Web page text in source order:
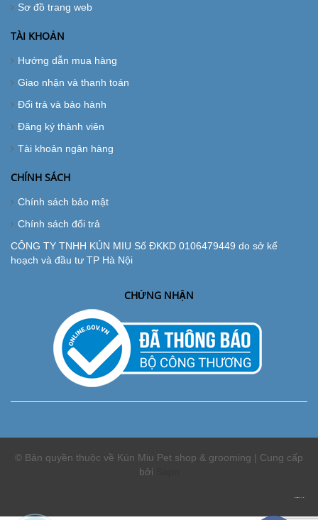
Sơ đồ trang web
TÀI KHOẢN
Hướng dẫn mua hàng
Giao nhận và thanh toán
Đổi trả và bảo hành
Đăng ký thành viên
Tài khoản ngân hàng
CHÍNH SÁCH
Chính sách bảo mật
Chính sách đổi trả
CÔNG TY TNHH KÚN MIU Số ĐKKD 0106479449 do sở kế
hoạch và đầu tư TP Hà Nội
CHỨNG NHẬN
© Bản quyền thuộc về Kún Miu Pet shop & grooming | Cung cấp
bởi